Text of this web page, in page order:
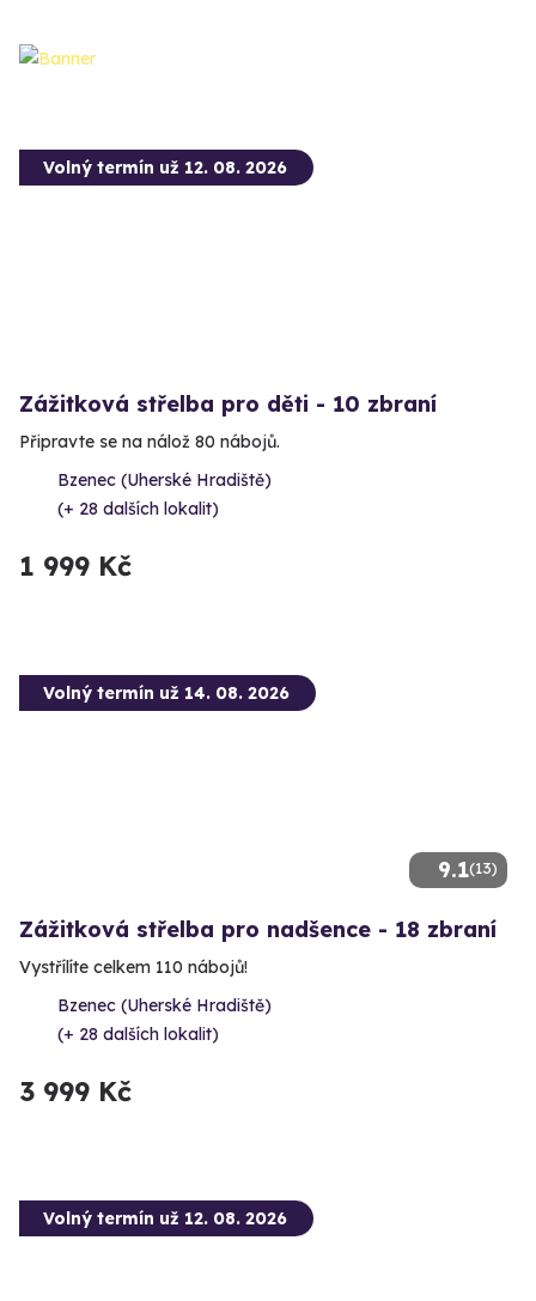
Volný termín už 12. 08. 2026
Zážitková střelba pro děti - 10 zbraní
Připravte se na nálož 80 nábojů.
Bzenec (Uherské Hradiště)
(+ 28 dalších lokalit)
1 999 Kč
9.1(13)
Volný termín už 14. 08. 2026
Zážitková střelba pro nadšence - 18 zbraní
Vystřílíte celkem 110 nábojů!
Bzenec (Uherské Hradiště)
(+ 28 dalších lokalit)
3 999 Kč
Volný termín už 12. 08. 2026